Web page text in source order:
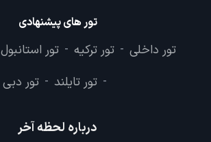
تور های پیشنهادی
تور داخلی - تور ترکیه - تور استانبول
- تور تایلند - تور دبی
درباره لحظه آخر